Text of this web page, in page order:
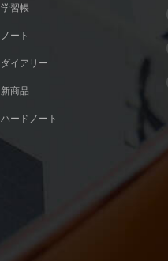
学習帳
ノート
ダイアリー
新商品
ハードノート